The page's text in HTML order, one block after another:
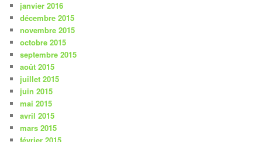
janvier 2016
décembre 2015
novembre 2015
octobre 2015
septembre 2015
août 2015
juillet 2015
juin 2015
mai 2015
avril 2015
mars 2015